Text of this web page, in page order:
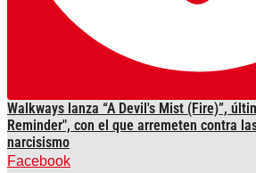
Walkways lanza “A Devil's Mist (Fire)”,
Reminder", con el que arremeten contra
narcisismo
Facebook